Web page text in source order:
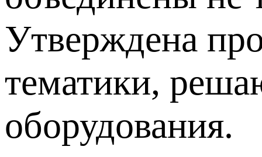
Утверждена
тематики,
оборудования.